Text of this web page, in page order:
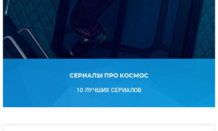
СЕРИАЛЫ ПРО КОСМОС
10 ЛУЧШИХ СЕРИАЛОВ